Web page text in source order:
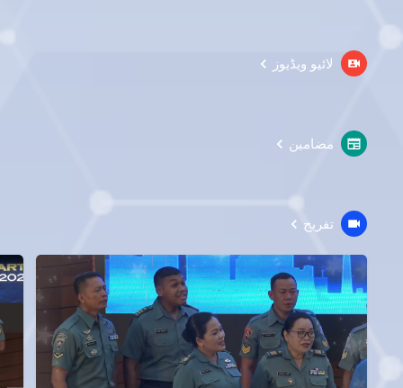
لائیو ویڈیوز
مضامین
تفریح